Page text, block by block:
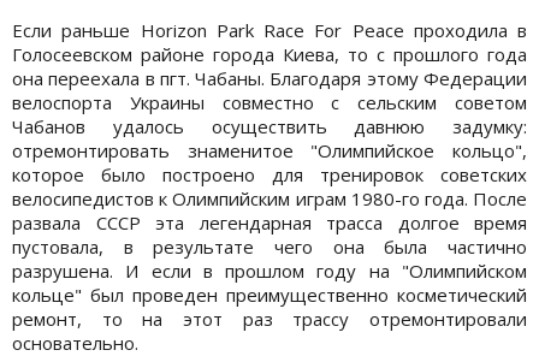
Если раньше Horizon Park Race For Peace проходила в
Голосеевском районе города Киева, то с прошлого года
она переехала в пгт. Чабаны. Благодаря этому Федерации
велоспорта Украины совместно с сельским советом
Чабанов удалось осуществить давнюю задумку:
отремонтировать знаменитое "Олимпийское кольцо",
которое было построено для тренировок советских
велосипедистов к Олимпийским играм 1980-го года. После
развала СССР эта легендарная трасса долгое время
пустовала, в результате чего она была частично
разрушена. И если в прошлом году на "Олимпийском
кольце" был проведен преимущественно косметический
ремонт, то на этот раз трассу отремонтировали
основательно.